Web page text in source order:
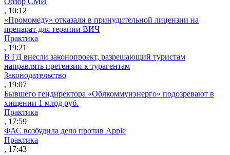
, 10:12
«Промомеду» отказали в принудительной лицензии на
препарат для терапии ВИЧ
Практика
, 19:21
В ГД внесли законопроект, разрешающий туристам
направлять претензии к турагентам
Законодательство
, 19:07
Бывшего гендиректора «Облкоммунэнерго» подозревают в
хищении 1 млрд руб.
Практика
, 17:59
ФАС возбудила дело против Apple
Практика
, 17:43